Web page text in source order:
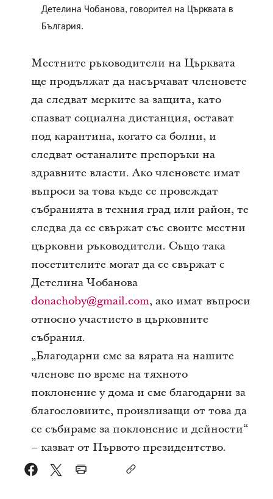
Детелина Чобанова, говорител на Църквата в
България.
Местните ръководители на Църквата
ще продължат да насърчават членовете
да следват мерките за защита, като
спазват социална дистанция, остават
под карантина, когато са болни, и
следват останалите препоръки на
здравните власти. Ако членовете имат
въпроси за това къде се провеждат
събранията в техния град или район, те
следва да се свържат със своите местни
църковни ръководители. Също така
посетителите могат да се свържат с
Детелина Чобанова
donachoby@gmail.com, ако имат въпроси
относно участието в църковните
събрания.
„Благодарни сме за вярата на нашите
членове по време на тяхното
поклонение у дома и сме благодарни за
благословиите, произлизащи от това да
се събираме за поклонение и дейности“
– казват от Първото президентство.